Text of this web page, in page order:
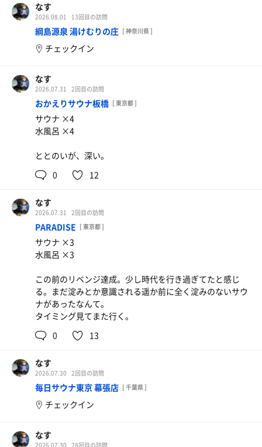
なす
2026.08.01 13回目の訪問
綱島源泉 湯けむりの庄 [ 神奈川県 ]
チェックイン
なす
2026.07.31 2回目の訪問
おかえりサウナ板橋 [ 東京都 ]
サウナ ×4
水風呂 ×4
ととのいが、深い。
0
12
なす
2026.07.31 2回目の訪問
PARADISE [ 東京都 ]
サウナ ×3
水風呂 ×3
この前のリベンジ達成。少し時代を行き過ぎてたと感じ
る。まだ淀みとか意識される遥か前に全く淀みのないサウ
ナがあったなんて。
タイミング見てまた行く。
0
13
なす
2026.07.30 2回目の訪問
毎日サウナ東京 幕張店 [ 千葉県 ]
チェックイン
なす
2026.07.30 28回目の訪問